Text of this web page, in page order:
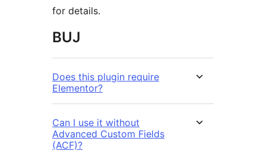
for details.
BUJ
Does this plugin require
Elementor?
Can I use it without
Advanced Custom Fields
(ACF)?